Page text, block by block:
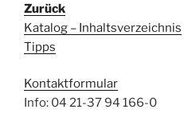
Zurück
Katalog – Inhaltsverzeichnis
Tipps
Kontaktformular
Info: 04 21-37 94 166-0